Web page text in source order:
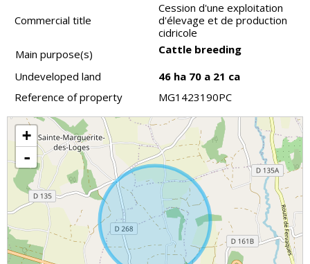
Commercial title
Cession d'une exploitation
d'élevage et de production
cidricole
Main purpose(s)
Cattle breeding
Undeveloped land
46 ha 70 a 21 ca
Reference of property
MG1423190PC
+
-